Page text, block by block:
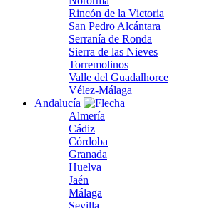
Rincón de la Victoria
San Pedro Alcántara
Serranía de Ronda
Sierra de las Nieves
Torremolinos
Valle del Guadalhorce
Vélez-Málaga
Andalucía
Almería
Cádiz
Córdoba
Granada
Huelva
Jaén
Málaga